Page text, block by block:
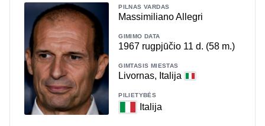
PILNAS VARDAS
Massimiliano Allegri
GIMIMO DATA
1967 rugpjūčio 11 d. (58 m.)
GIMTASIS MIESTAS
Livornas, Italija
PILIETYBĖS
Italija